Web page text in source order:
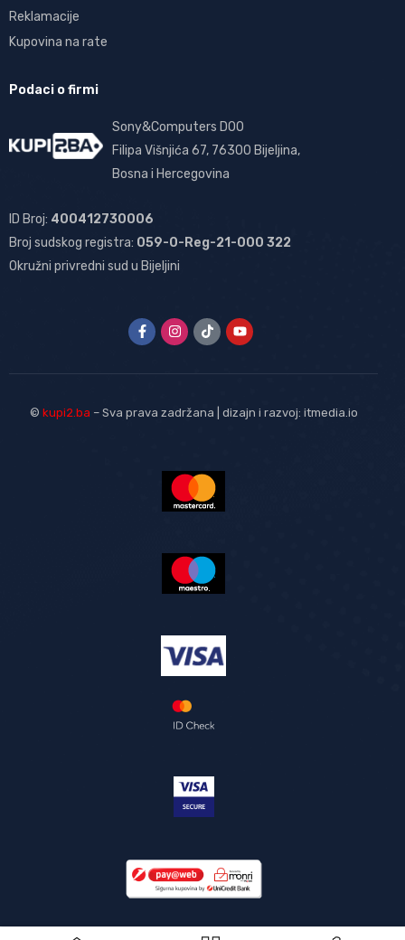
Reklamacije
Kupovina na rate
Podaci o firmi
Sony&Computers DOO
Filipa Višnjića 67, 76300 Bijeljina,
Bosna i Hercegovina
ID Broj: 400412730006
Broj sudskog registra: 059-0-Reg-21-000 322
Okružni privredni sud u Bijeljini
© kupi2.ba – Sva prava zadržana | dizajn i razvoj: itmedia.io